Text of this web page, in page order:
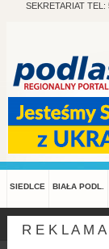
SEKRETARIAT TEL:
SIEDLCE BIAŁA PODL.
R E K L A M A